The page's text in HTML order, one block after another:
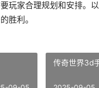
玩家合理规划和安排。
胜利。
传奇世界3d